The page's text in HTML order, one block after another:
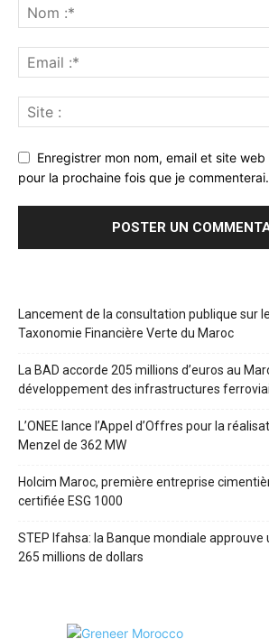
Enregistrer mon nom, email et site
pour la prochaine fois que je commenterai.
Lancement de la consultation publique sur
Taxonomie Financière Verte du Maroc
La BAD accorde 205 millions d’euros au
développement des infrastructures
L’ONEE lance l’Appel d’Offres pour la
Menzel de 362 MW
Holcim Maroc, première entreprise
certifiée ESG 1000
STEP Ifahsa: la Banque mondiale
265 millions de dollars